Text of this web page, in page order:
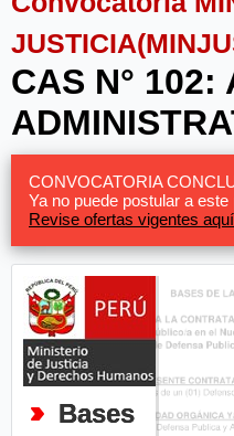
CAS N° 102:
CONVOCATORIA
Ya no puede postular a este
Revise ofertas vigentes aquí
Bases